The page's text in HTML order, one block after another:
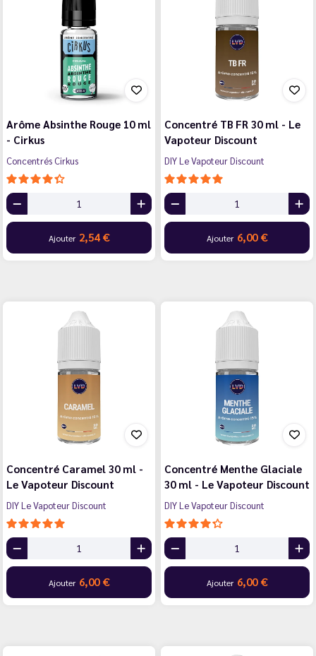
Arôme Absinthe Rouge 10 ml
- Cirkus
Concentrés Cirkus
Ajouter 2,54 €
Concentré TB FR 30 ml - Le
Vapoteur Discount
DIY Le Vapoteur Discount
Ajouter 6,00 €
Concentré Caramel 30 ml -
Le Vapoteur Discount
DIY Le Vapoteur Discount
Ajouter 6,00 €
Concentré Menthe Glaciale
30 ml - Le Vapoteur Discount
DIY Le Vapoteur Discount
Ajouter 6,00 €